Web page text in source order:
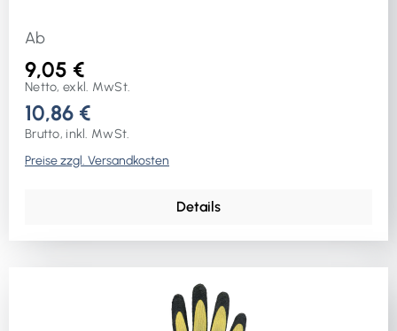
Ab
9,05 €
Netto, exkl. MwSt.
10,86 €
Brutto, inkl. MwSt.
Preise zzgl. Versandkosten
Details